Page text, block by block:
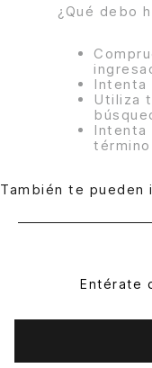
¿Qué debo
Intenta
Utiliza
Intenta
También te
Entérate